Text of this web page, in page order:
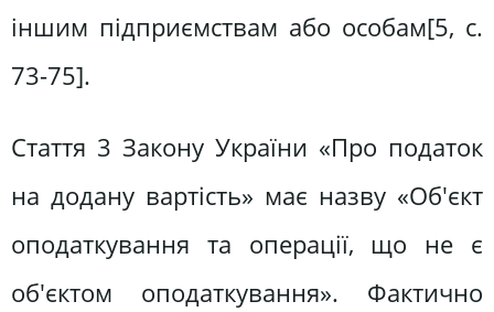
іншим підприємствам або особам[5, c.
73-75].
Стаття 3 Закону України «Про податок
на додану вартість» має назву «Об'єкт
оподаткування та операції, що не є
об'єктом оподаткування». Фактично